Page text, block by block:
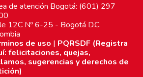
de atención Bogotá: (601) 297
12C Nº 6-25 - Bogotá D.C.
de uso | PQRSDF (Registra
felicitaciones, quejas,
sugerencias y derechos de